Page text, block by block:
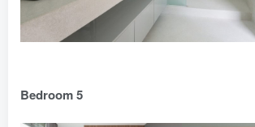
Bedroom 5